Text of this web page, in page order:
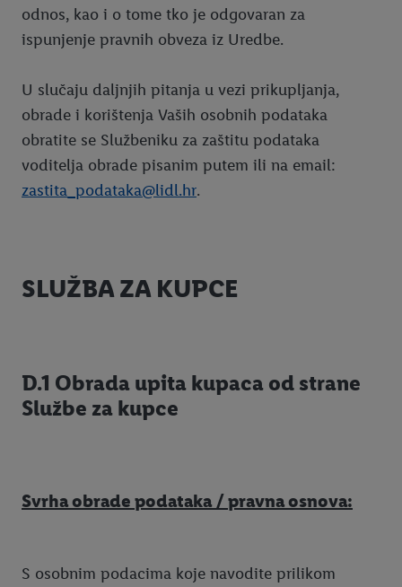
odnos, kao i o tome tko je odgovaran za
ispunjenje pravnih obveza iz Uredbe.
U slučaju daljnjih pitanja u vezi prikupljanja,
obrade i korištenja Vaših osobnih podataka
obratite se Službeniku za zaštitu podataka
voditelja obrade pisanim putem ili na email:
zastita_podataka@lidl.hr.
SLUŽBA ZA KUPCE
D.1 Obrada upita kupaca od strane
Službe za kupce
Svrha obrade podataka / pravna osnova:
S osobnim podacima koje navodite prilikom